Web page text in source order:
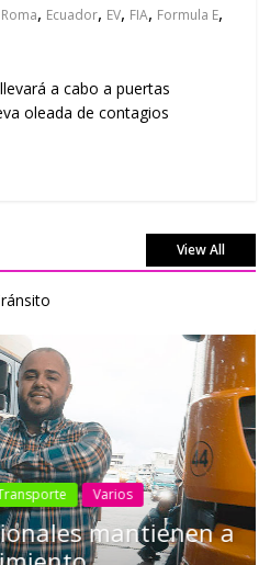
, Ecuador, EV, FIA, Formula E,
a cabo a puertas
oleada de contagios
View All
Varios
mantienen a